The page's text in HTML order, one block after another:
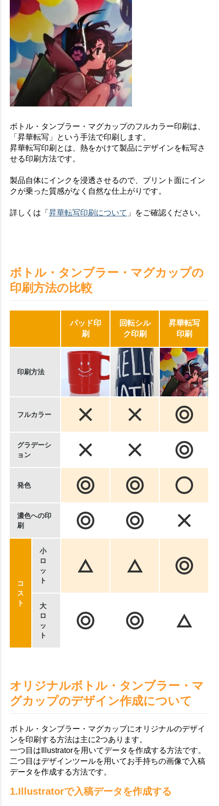
ボトル・タンブラー・マグカップのフルカラー印刷は、
「昇華転写」という手法で印刷します。
昇華転写印刷とは、熱をかけて製品にデザインを転写さ
せる印刷方法です。
製品自体にインクを浸透させるので、プリント面にイン
クが乗った質感がなく自然な仕上がりです。
詳しくは「 昇華転写印刷について 」をご確認ください。
ボトル・タンブラー・マグカップの
印刷方法の比較
パッド印
刷
回転シル
ク印刷
昇華転写
印刷
印刷方法
フルカラー
グラデーシ
ョン
発色
濃色への印
刷
コ
ス
ト
小
ロ
ッ
ト
大
ロ
ッ
ト
オリジナルボトル・タンブラー・マ
グカップのデザイン作成について
ボトル・タンブラー・マグカップにオリジナルのデザイ
ンを印刷する方法は主に2つあります。
一つ目はIllustratorを用いてデータを作成する方法です。
二つ目はデザインツールを用いてお手持ちの画像で入稿
データを作成する方法です。
1.Illustratorで入稿データを作成する